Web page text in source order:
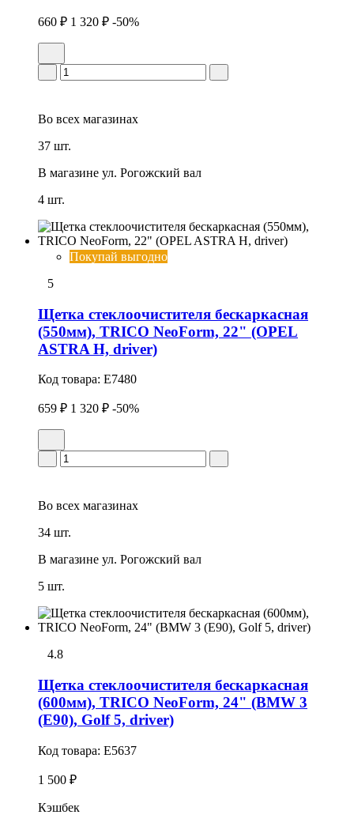
660 ₽ 1 320 ₽ -50%
Во всех магазинах
37 шт.
В магазине ул. Рогожский вал
4 шт.
Покупай выгодно
5
Щетка стеклоочистителя бескаркасная
(550мм), TRICO NeoForm, 22" (OPEL
ASTRA H, driver)
Код товара: E7480
659 ₽ 1 320 ₽ -50%
Во всех магазинах
34 шт.
В магазине ул. Рогожский вал
5 шт.
4.8
Щетка стеклоочистителя бескаркасная
(600мм), TRICO NeoForm, 24" (BMW 3
(E90), Golf 5, driver)
Код товара: E5637
1 500 ₽
Кэшбек